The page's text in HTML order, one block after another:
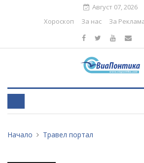
Август 07, 2026
Хороскоп
За нас За
Начало Травел портал